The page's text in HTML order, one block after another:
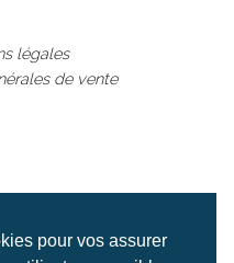
pour vos assurer
légales
de vente